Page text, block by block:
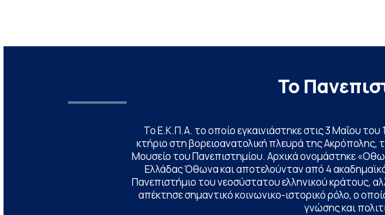
Το
Το Ε.Κ.Π.Α. το οποίο εγκαινιάστηκε στις 3 Μαΐου
κτήριο στη βορειοανατολική πλευρά της Ακρόπολης,
Μουσείο του Πανεπιστημίου. Αρχικά ονομάστηκε
Ελλάδας Όθωνα και αποτελούνταν από 4
Πανεπιστήμιο του νεοσύστατου ελληνικού κράτους,
απέκτησε σημαντικό κοινωνικο-ιστορικό ρόλο, ο
γνώσης και